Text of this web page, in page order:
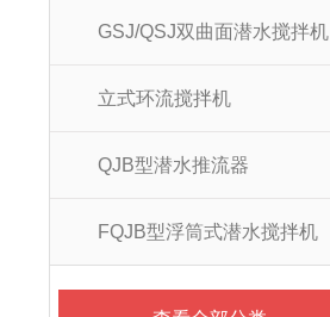
GSJ/QSJ双曲面潜水搅拌机
立式环流搅拌机
QJB型潜水推流器
FQJB型浮筒式潜水搅拌机